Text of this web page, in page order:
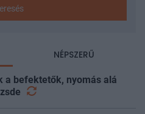
NÉPSZERŰ
a befektetők, nyomás alá